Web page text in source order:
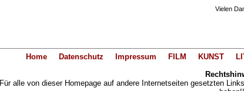
Vielen
Home Datenschutz Impressum FILM KUNST
Für alle von dieser Homepage auf andere Internetseiten gesetzten